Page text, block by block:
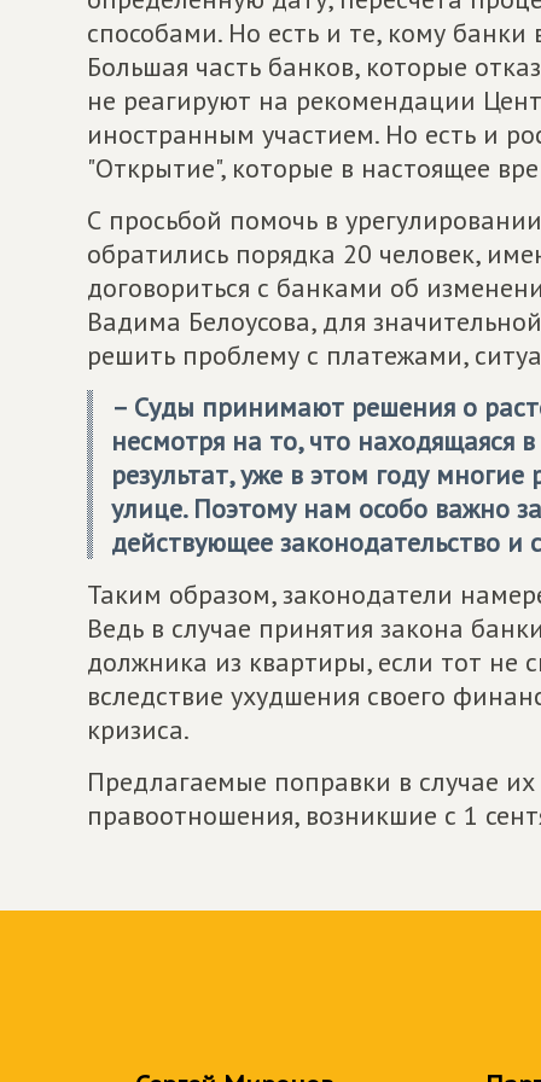
способами. Но есть и те, кому
Большая часть банков, которые
не реагируют на рекомендации
иностранным участием. Но есть и
"Открытие", которые в настоящее
С просьбой помочь в
обратились порядка 20 человек,
договориться с банками об
Вадима Белоусова, для
решить проблему с платежами,
– Суды принимают решения о
несмотря на то, что находящаяся
результат, уже в этом году
улице. Поэтому нам особо важно
действующее законодательство и
Таким образом, законодатели
Ведь в случае принятия закона
должника из квартиры, если тот не
вследствие ухудшения своего
кризиса.
Предлагаемые поправки в случае
правоотношения, возникшие с 1